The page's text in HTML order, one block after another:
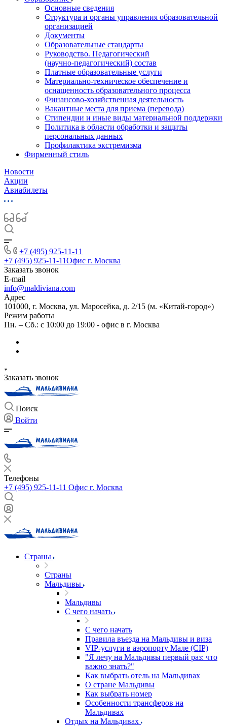
Основные сведения
Структура и органы управления образовательной
организацией
Документы
Образовательные стандарты
Руководство. Педагогический
(научно‑педагогический) состав
Платные образовательные услуги
Материально-техническое обеспечение и
оснащенность образовательного процесса
Финансово-хозяйственная деятельность
Вакантные места для приема (перевода)
Стипендии и иные виды материальной поддержки
Политика в области обработки и защиты
персональных данных
Профилактика экстремизма
Фирменный стиль
Новости
Акции
Авиабилеты
+7 (495) 925-11-11
+7 (495) 925-11-11Офис г. Москва
Заказать звонок
E-mail
info@maldiviana.com
Адрес
101000, г. Москва, ул. Маросейка, д. 2/15 (м. «Китай-город»)
Режим работы
Пн. – Сб.: с 10:00 до 19:00 - офис в г. Москва
Заказать звонок
Поиск
Войти
Телефоны
+7 (495) 925-11-11 Офис г. Москва
Страны
Страны
Мальдивы
Мальдивы
С чего начать
С чего начать
Правила въезда на Мальдивы и виза
VIP-услуги в аэропорту Мале (CIP)
"Я лечу на Мальдивы первый раз: что
важно знать?"
Как выбрать отель на Мальдивах
О стране Мальдивы
Как выбрать номер
Особенности трансферов на
Мальдивах
Отдых на Мальдивах